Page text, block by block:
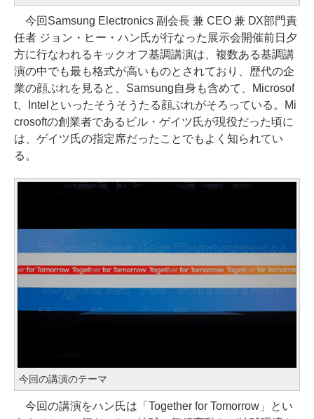
今回Samsung Electronics 副会長 兼 CEO 兼 DX部門責
任者 ジョン・ヒー・ハン氏が行なった展示会開催前日夕
方に行なわれるキックオフ基調講演は、複数ある基調講
演の中でも最も格式が高いものとされており、歴代の企
業の顔ぶれを見ると、Samsung自身も含めて、Microsof
t、Intelといったそうそうたる顔ぶれがそろっている。Mi
crosoftの創業者であるビル・ゲイツ氏が現役だった頃に
は、ゲイツ氏の指定席だったことでもよく知られてい
る。
今回の講演のテーマ
今回の講演をハン氏は「Together for Tomorrow」とい